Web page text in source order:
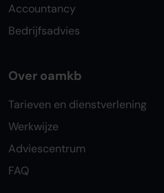
Accountancy
Bedrijfsadvies
Over oamkb
Tarieven en dienstverlening
Werkwijze
Adviescentrum
FAQ